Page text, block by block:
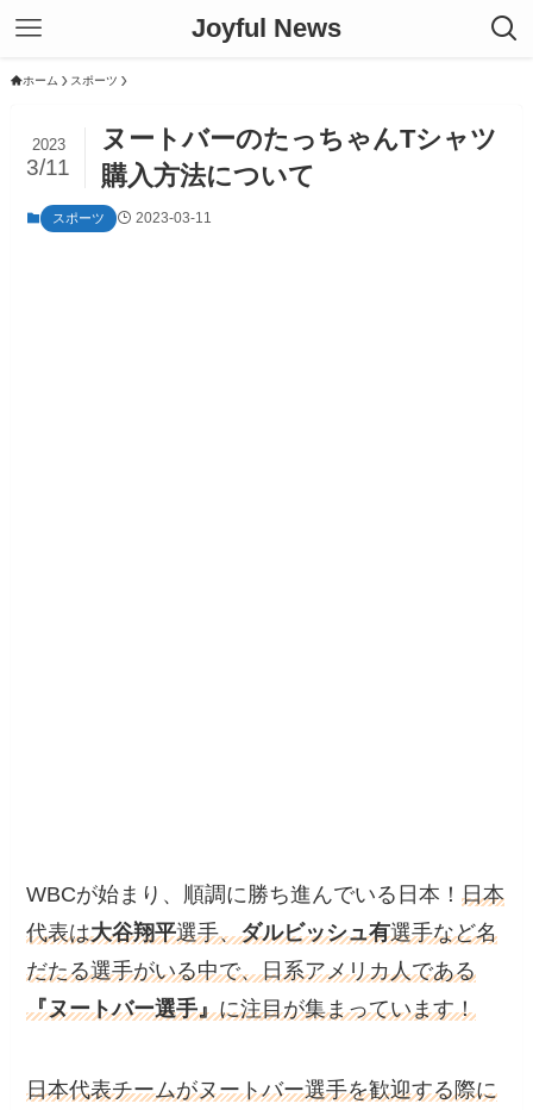
Joyful News
ホーム スポーツ
ヌートバーのたっちゃんTシャツ
購入方法について
2023
3/11
スポーツ 2023-03-11
WBCが始まり、順調に勝ち進んでいる日本！日本
代表は大谷翔平選手、ダルビッシュ有選手など名
だたる選手がいる中で、日系アメリカ人である
『ヌートバー選手』に注目が集まっています！
日本代表チームがヌートバー選手を歓迎する際に